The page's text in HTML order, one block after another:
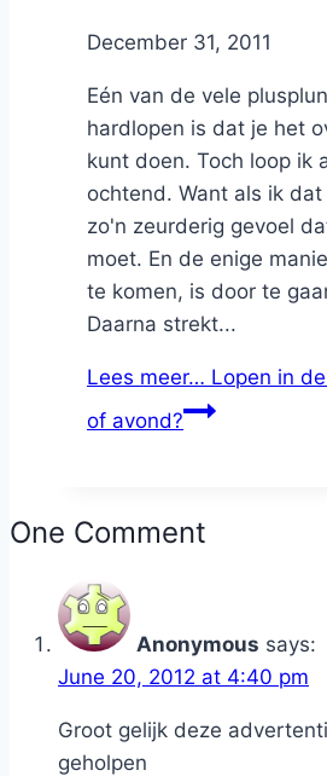
ByNicole
December 31, 2011
Eén van de vele
hardlopen is dat je het
kunt doen. Toch loop ik
ochtend. Want als ik
zo'n zeurderig gevoel
moet. En de enige
te komen, is door te
Daarna strekt...
Lees meer… Lopen in
of avond?
One Comment
Anonymous says:
June 20, 2012 at 4:40 pm
Groot gelijk deze
geholpen